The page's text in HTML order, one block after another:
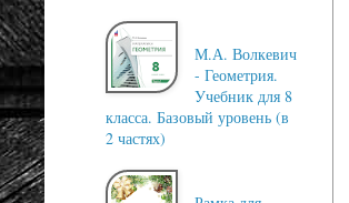
М.А. Волкевич
- Геометрия.
Учебник для 8
класса. Базовый уровень (в
2 частях)